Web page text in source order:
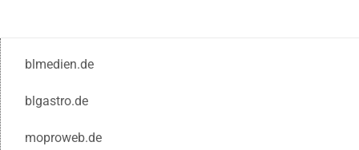
blmedien.de
blgastro.de
moproweb.de